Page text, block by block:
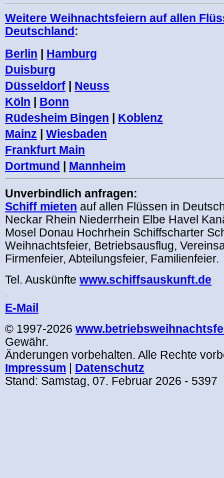
Weitere Weihnachtsfeiern auf allen
Deutschland :
Berlin
Hamburg
Duisburg
Düsseldorf
Neuss
Köln
Bonn
Rüdesheim Bingen
Koblenz
Mainz
Wiesbaden
Frankfurt Main
Dortmund
Mannheim
Unverbindlich anfragen:
Schiff mieten auf allen Flüssen in
Neckar Rhein Niederrhein Elbe Havel
Mosel Donau Hochrhein Schiffscharter
Weihnachtsfeier, Betriebsausflug,
Firmenfeier, Abteilungsfeier, Familienfeier.
Tel. Auskünfte www.schiffsauskunft.de
.
E-Mail
© 1997-2026
Gewähr.
Änderungen vorbehalten. Alle Rechte
Impressum
Datenschutz
Stand: Samstag, 07. Februar 2026 - 5397